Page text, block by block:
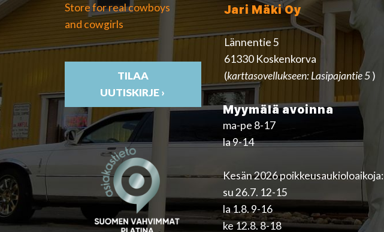
Store for real cowboys
and cowgirls
TILAA
UUTISKIRJE ›
Jari Mäki Oy
Lännentie 5
61330 Koskenkorva
(karttasovellukseen: Lasipajantie 5)
Myymälä avoinna
ma-pe 8-17
la 9-14
Kesän 2026 poikkeusaukioloaikoja:
su 26.7. 12-15
la 1.8. 9-16
ke 12.8. 8-18